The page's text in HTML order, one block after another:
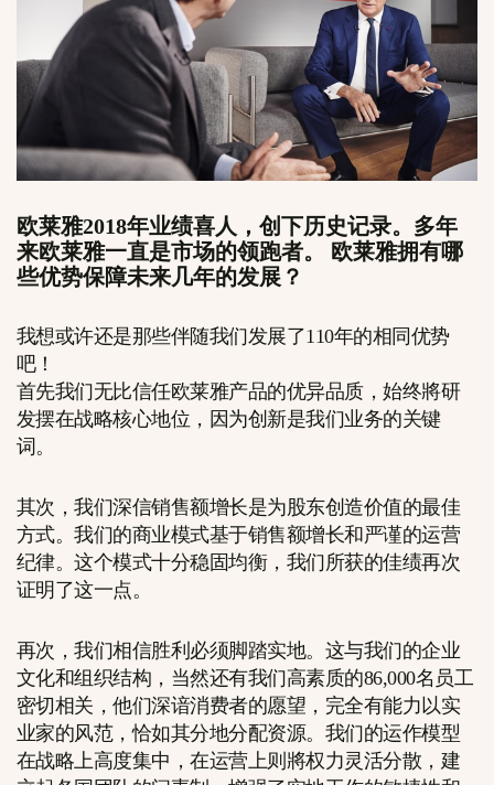
欧莱雅2018年业绩喜人，创下历史记录。多年
来欧莱雅一直是市场的领跑者。 欧莱雅拥有哪
些优势保障未来几年的发展？
我想或许还是那些伴随我们发展了110年的相同优势
吧！
首先我们无比信任欧莱雅产品的优异品质，始终將研
发摆在战略核心地位，因为创新是我们业务的关键
词。
其次，我们深信销售额增长是为股东创造价值的最佳
方式。我们的商业模式基于销售额增长和严谨的运营
纪律。这个模式十分稳固均衡，我们所获的佳绩再次
证明了这一点。
再次，我们相信胜利必须脚踏实地。这与我们的企业
文化和组织结构，当然还有我们高素质的86,000名员工
密切相关，他们深谙消费者的愿望，完全有能力以实
业家的风范，恰如其分地分配资源。我们的运作模型
在战略上高度集中，在运营上则將权力灵活分散，建